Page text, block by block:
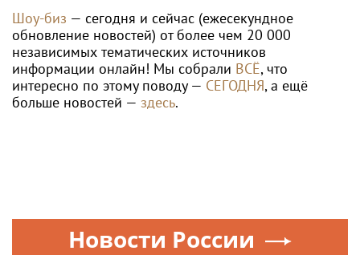
Шоу-биз — сегодня и сейчас (ежесекундное
обновление новостей) от более чем 20 000
независимых тематических источников
информации онлайн! Мы собрали ВСЁ, что
интересно по этому поводу — СЕГОДНЯ, а ещё
больше новостей — здесь.
Новости России